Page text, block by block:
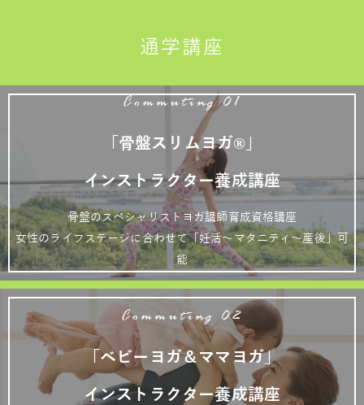
通学講座
Commuting 01
「骨盤スリムヨガ®」
インストラクター養成講座
骨盤のスペシャリストヨガ講師育成資格講座
女性のライフステージに合わせて「妊活～マタニティ～産後」可
能
Commuting 02
「ベビーヨガ＆ママヨガ」
インストラクター養成講座